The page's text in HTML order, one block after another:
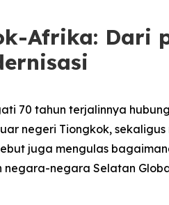
Afrika: Dari
70 tahun terjalinnya
negeri Tiongkok,
juga mengulas
negara Selatan